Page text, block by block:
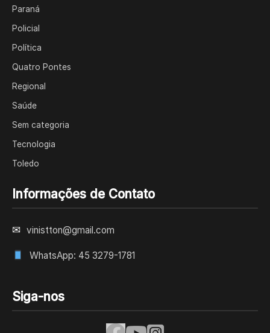
Paraná
Policial
Política
Quatro Pontes
Regional
Saúde
Sem categoria
Tecnologia
Toledo
Informações de Contato
✉ vinistton@gmail.com
WhatsApp: 45 3279-1781
Siga-nos